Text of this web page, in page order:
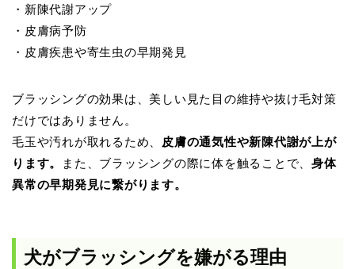
・新陳代謝アップ
・皮膚病予防
・皮膚疾患や寄生虫の早期発見
ブラッシングの効果は、美しい見た目の維持や抜け毛対策
だけではありません。
毛玉や汚れが取れるため、
皮膚の通気性や新陳代謝が上が
ります。
また、ブラッシングの際に体を触ることで、身体
異常の早期発見に繋がります。
犬がブラッシングを嫌がる理由